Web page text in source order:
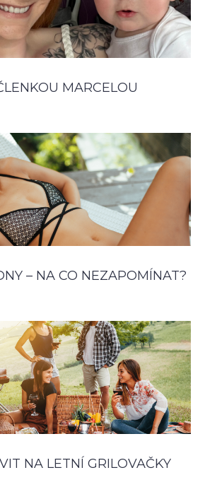
MARCELOU
– NA CO NEZAPOMÍNAT?
NA LETNÍ GRILOVAČKY